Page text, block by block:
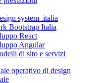
system .italia
Bootstrap Italia
React
Angular
di sito e servizi
operativo di design